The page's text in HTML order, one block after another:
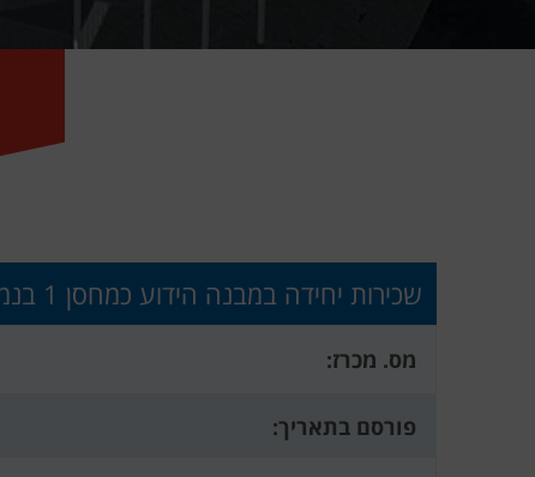
שכירות יחידה במבנה הידוע כמחסן 1 בנמל יפו למטרות תרבות בידור בילוי מסחר פנאי תיירות נופש שייט וספורט
מס. מכרז:
פורסם בתאריך: